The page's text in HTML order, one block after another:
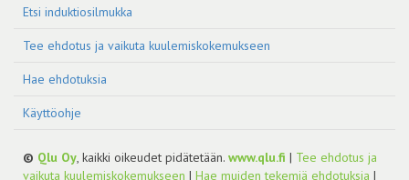
Etsi induktiosilmukka
Tee ehdotus ja vaikuta kuulemiskokemukseen
Hae ehdotuksia
Käyttöohje
© Qlu Oy, kaikki oikeudet pidätetään. www.qlu.fi | Tee ehdotus ja
vaikuta kuulemiskokemukseen | Hae muiden tekemiä ehdotuksia |